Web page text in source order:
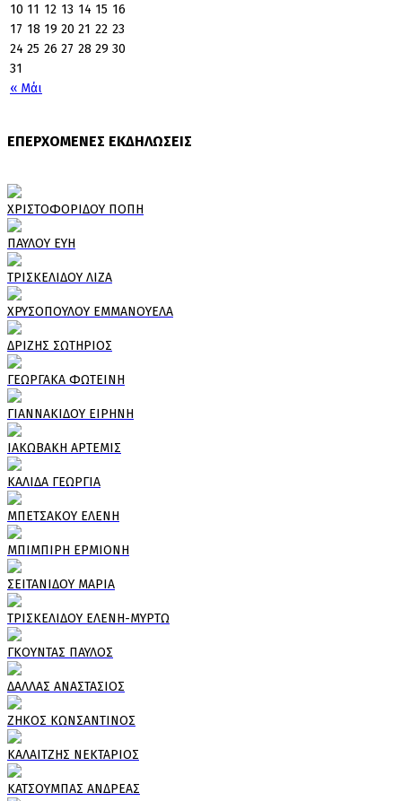
« Μάι
10 11 12 13 14 15 16
17 18 19 20 21 22 23
24 25 26 27 28 29 30
31
ΕΠΕΡΧΟΜΕΝΕΣ ΕΚΔΗΛΩΣΕΙΣ
ΧΡΙΣΤΟΦΟΡΙΔΟΥ ΠΟΠΗ
ΠΑΥΛΟΥ ΕΥΗ
ΤΡΙΣΚΕΛΙΔΟΥ ΛΙΖΑ
ΧΡΥΣΟΠΟΥΛΟΥ ΕΜΜΑΝΟΥΕΛΑ
ΔΡΙΖΗΣ ΣΩΤΗΡΙΟΣ
ΓΕΩΡΓΑΚΑ ΦΩΤΕΙΝΗ
ΓΙΑΝΝΑΚΙΔΟΥ ΕΙΡΗΝΗ
ΙΑΚΩΒΑΚΗ ΑΡΤΕΜΙΣ
ΚΑΛΙΔΑ ΓΕΩΡΓΙΑ
ΜΠΕΤΣΑΚΟΥ ΕΛΕΝΗ
ΜΠΙΜΠΙΡΗ ΕΡΜΙΟΝΗ
ΣΕΙΤΑΝΙΔΟΥ ΜΑΡΙΑ
ΤΡΙΣΚΕΛΙΔΟΥ ΕΛΕΝΗ-ΜΥΡΤΩ
ΓΚΟΥΝΤΑΣ ΠΑΥΛΟΣ
ΔΑΛΛΑΣ ΑΝΑΣΤΑΣΙΟΣ
ΖΗΚΟΣ ΚΩΝΣΑΝΤΙΝΟΣ
ΚΑΛΑΙΤΖΗΣ ΝΕΚΤΑΡΙΟΣ
ΚΑΤΣΟΥΜΠΑΣ ΑΝΔΡΕΑΣ